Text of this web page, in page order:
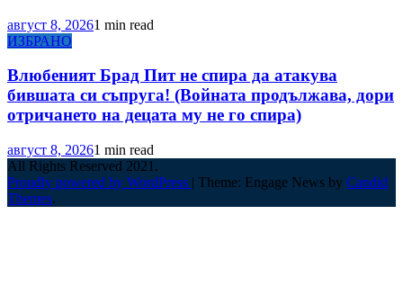
август 8, 20261 min read
ИЗБРАНО
Влюбеният Брад Пит не спира да атакува
бившата си съпруга! (Войната продължава, дори
отричането на децата му не го спира)
август 8, 20261 min read
All Rights Reserved 2021.
Proudly powered by WordPress | Theme: Engage News by Candid
Themes.